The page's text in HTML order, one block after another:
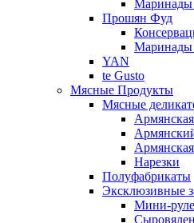
Маринады
Прошян Фуд
YAN
te Gusto
Мясные Продукты
Мясные
Нарезки
Полуфабрикаты
Эксклюзивные
Мини-